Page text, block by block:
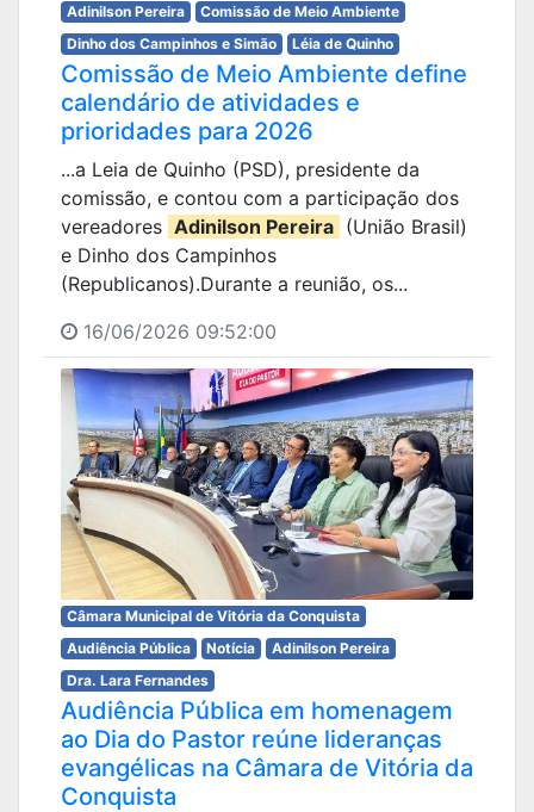
Adinilson Pereira
Comissão de Meio Ambiente
Dinho dos Campinhos e Simão
Léia de Quinho
Comissão de Meio Ambiente define
calendário de atividades e
prioridades para 2026
...a Leia de Quinho (PSD), presidente da
comissão, e contou com a participação dos
vereadores Adinilson Pereira (União Brasil)
e Dinho dos Campinhos
(Republicanos).Durante a reunião, os...
16/06/2026 09:52:00
Câmara Municipal de Vitória da Conquista
Audiência Pública
Notícia
Adinilson Pereira
Dra. Lara Fernandes
Audiência Pública em homenagem
ao Dia do Pastor reúne lideranças
evangélicas na Câmara de Vitória da
Conquista